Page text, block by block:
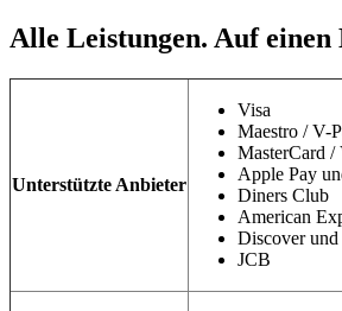
Alle Leistungen. Auf einen
Unterstützte Anbieter
Visa
Maestro / V-
MasterCard /
Apple Pay
Diners Club
American
Discover
JCB